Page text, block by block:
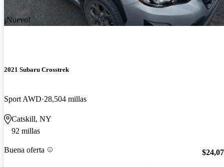
¡Nuevo!
2021 Subaru Crosstrek
Sport AWD 28,504 millas
Catskill, NY
92 millas
Buena oferta